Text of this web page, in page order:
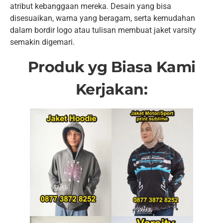
atribut kebanggaan mereka. Desain yang bisa
disesuaikan, warna yang beragam, serta kemudahan
dalam bordir logo atau tulisan membuat jaket varsity
semakin digemari.
Produk yg Biasa Kami
Kerjakan: